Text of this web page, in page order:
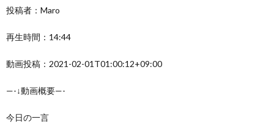
投稿者：Maro
再生時間：14:44
動画投稿：2021-02-01T01:00:12+09:00
—-↓動画概要—-
今日の一言